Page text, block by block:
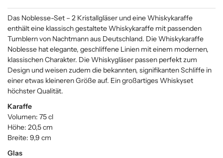
Das Noblesse-Set – 2 Kristallgläser und eine Whiskykaraffe
enthält eine klassisch gestaltete Whiskykaraffe mit passenden
Tumblern von Nachtmann aus Deutschland. Die Whiskykaraffe
Noblesse hat elegante, geschliffene Linien mit einem modernen,
klassischen Charakter. Die Whiskygläser passen perfekt zum
Design und weisen zudem die bekannten, signifikanten Schliffe in
einer etwas kleineren Größe auf. Ein großartiges Whiskyset
höchster Qualität.
Karaffe
Volumen: 75 cl
Höhe: 20,5 cm
Breite: 9,9 cm
Glas